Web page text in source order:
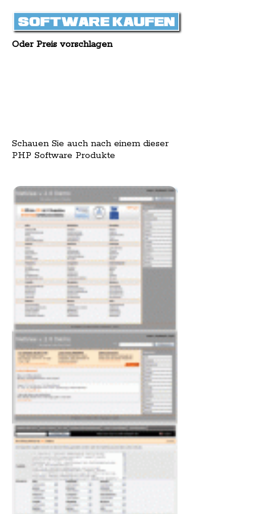
Oder Preis vorschlagen
Schauen Sie auch nach einem dieser
PHP Software Produkte